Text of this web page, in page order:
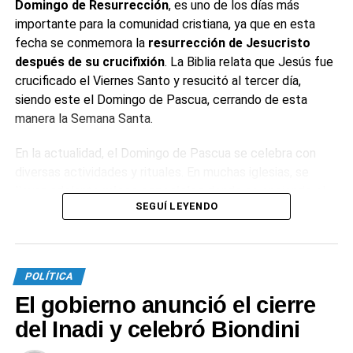
Domingo de Resurrección, es uno de los días más
importante para la comunidad cristiana, ya que en esta
fecha se conmemora la resurrección de Jesucristo
después de su crucifixión. La Biblia relata que Jesús fue
crucificado el Viernes Santo y resucitó al tercer día,
siendo este el Domingo de Pascua, cerrando de esta
manera la Semana Santa.
En la actualidad, el Domingo de Pascua se celebra con
llevan adelantemisas especialesdonde se enciende el
cirio pascual, simbolizando a Cristo como la luz del mundo.
familiares y celebraciones.
¿Por qué se comen huevos de chocolate
en Pascua?
SEGUÍ LEYENDO
POLÍTICA
El gobierno anunció el cierre
del Inadi y celebró Biondini